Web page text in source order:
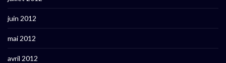
juin 2012
mai 2012
avril 2012